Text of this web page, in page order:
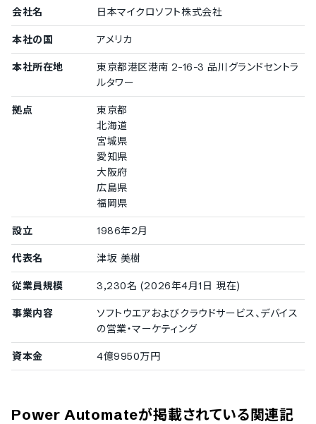
会社名
日本マイクロソフト株式会社
本社の国 アメリカ
本社所在地
東京都港区港南 2-16-3 品川グランドセントラ
ルタワー
拠点
東京都
北海道
宮城県
愛知県
大阪府
広島県
福岡県
設立 1986年2月
代表名 津坂 美樹
従業員規模 3,230名 (2026年4月1日 現在)
事業内容
ソフトウエアおよびクラウドサービス、デバイス
の営業・マーケティング
資本金 4億9950万円
Power Automateが掲載されている関連記